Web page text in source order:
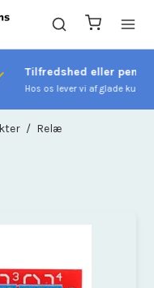
tilbage
kunder
/ Relæ